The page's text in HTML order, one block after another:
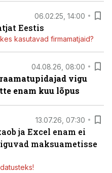
06.02.25, 14:00
Eestis
kasutavad firmamatjaid?
04.08.26, 08:00
vigu
enam kuu lõpus
13.07.26, 07:30
ja Excel enam ei
maksuametisse